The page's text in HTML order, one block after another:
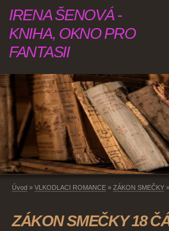
IRENA ŠENOVÁ -
KNIHA, OKNO PRO
FANTASII
Úvod » VLKODLACI ROMANCE » ZÁKON SMEČKY »
ZÁKON SMEČKY 18